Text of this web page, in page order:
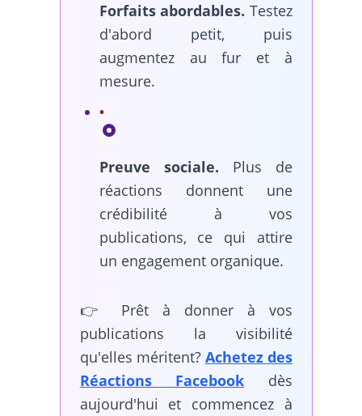
Forfaits abordables. Testez
d'abord petit, puis
augmentez au fur et à
mesure.
Preuve sociale. Plus de
réactions donnent une
crédibilité à vos
publications, ce qui attire
un engagement organique.
👉 Prêt à donner à vos
publications la visibilité
qu'elles méritent? Achetez des
Réactions Facebook dès
aujourd'hui et commencez à